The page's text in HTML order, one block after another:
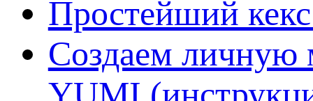
Простейший кекс
Создаем личную